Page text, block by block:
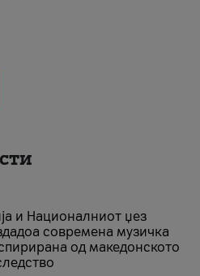
и Националниот џез
современа музичка
од македонското